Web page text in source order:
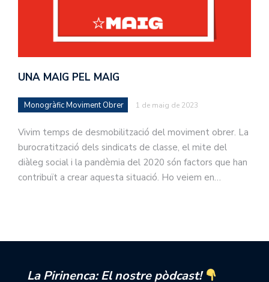
UNA MAIG PEL MAIG
Monogràfic Moviment Obrer 1 de maig de 2023
Vivim temps de desmobilització del moviment obrer. La
burocratització dels sindicats de classe, el mite del
diàleg social i la pandèmia del 2020 són factors que han
contribuït a crear aquesta situació. Ho veiem en…
La Pirinenca: El nostre pòdcast!